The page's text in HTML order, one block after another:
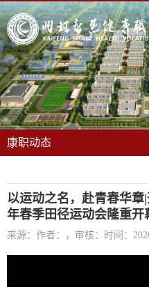
康职动态
以运动之名，赴青春华章
年春季田径运动会隆重开
来源： 作者：，审核： 时间：